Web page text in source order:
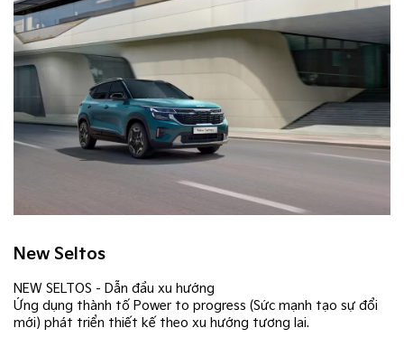
New Seltos
NEW SELTOS - Dẫn đầu xu hướng
Ứng dụng thành tố Power to progress (Sức mạnh tạo sự đổi
mới) phát triển thiết kế theo xu hướng tương lai.